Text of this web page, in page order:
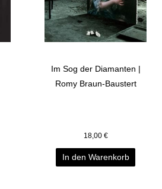
Im Sog der Diamanten |
Romy Braun-Baustert
18,00 €
In den Warenkorb